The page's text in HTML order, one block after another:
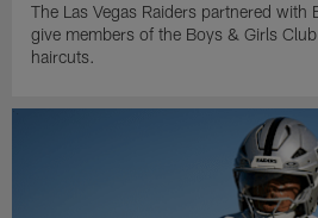
The Las Vegas Raiders partnered with
give members of the Boys & Girls
haircuts.